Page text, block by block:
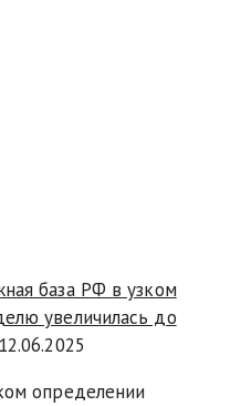
база РФ в узком
увеличилась до
определении